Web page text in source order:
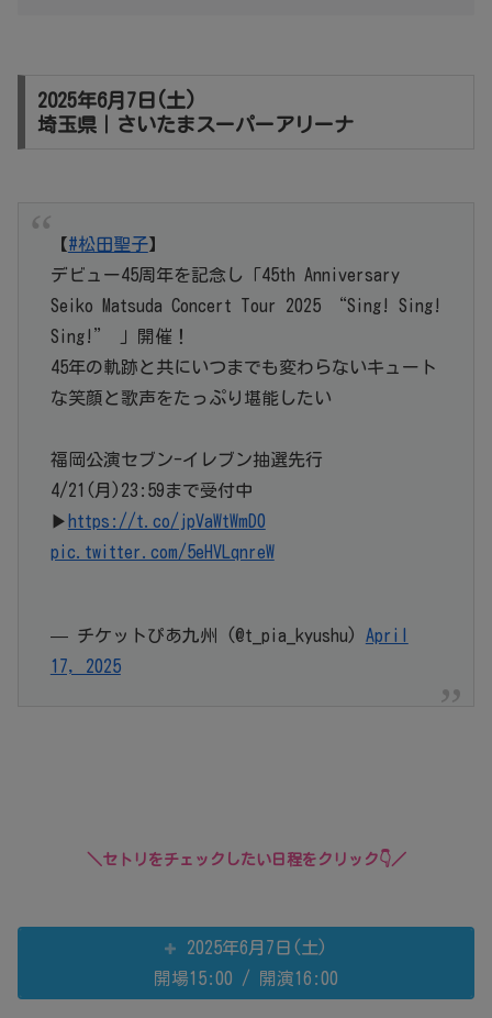
2025年6月7日(土)
埼玉県｜さいたまスーパーアリーナ
【#松田聖子】
デビュー45周年を記念し「45th Anniversary
Seiko Matsuda Concert Tour 2025 “Sing! Sing!
Sing!” 」開催！
45年の軌跡と共にいつまでも変わらないキュート
な笑顔と歌声をたっぷり堪能したい
福岡公演セブン-イレブン抽選先行
4/21(月)23:59まで受付中️
▶ https://t.co/jpVaWtWmD0
pic.twitter.com/5eHVLqnreW
— チケットぴあ九州 (@t_pia_kyushu) April
17, 2025
＼セトリをチェックしたい日程をクリック👇／
2025年6月7日(土)
開場15:00 / 開演16:00